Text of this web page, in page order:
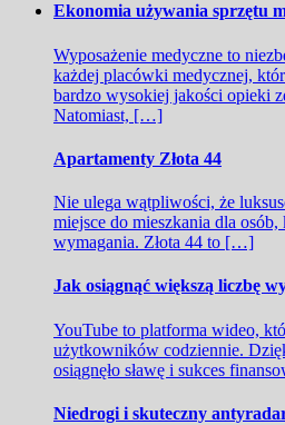
Ekonomia używania sprzętu
Wyposażenie medyczne to
każdej placówki medycznej,
bardzo wysokiej jakości opieki
Natomiast, […]
Apartamenty Złota 44
Nie ulega wątpliwości, że
miejsce do mieszkania dla
wymagania. Złota 44 to […]
Jak osiągnąć większą liczbę
YouTube to platforma wideo,
użytkowników codziennie.
osiągnęło sławę i sukces
Niedrogi i skuteczny